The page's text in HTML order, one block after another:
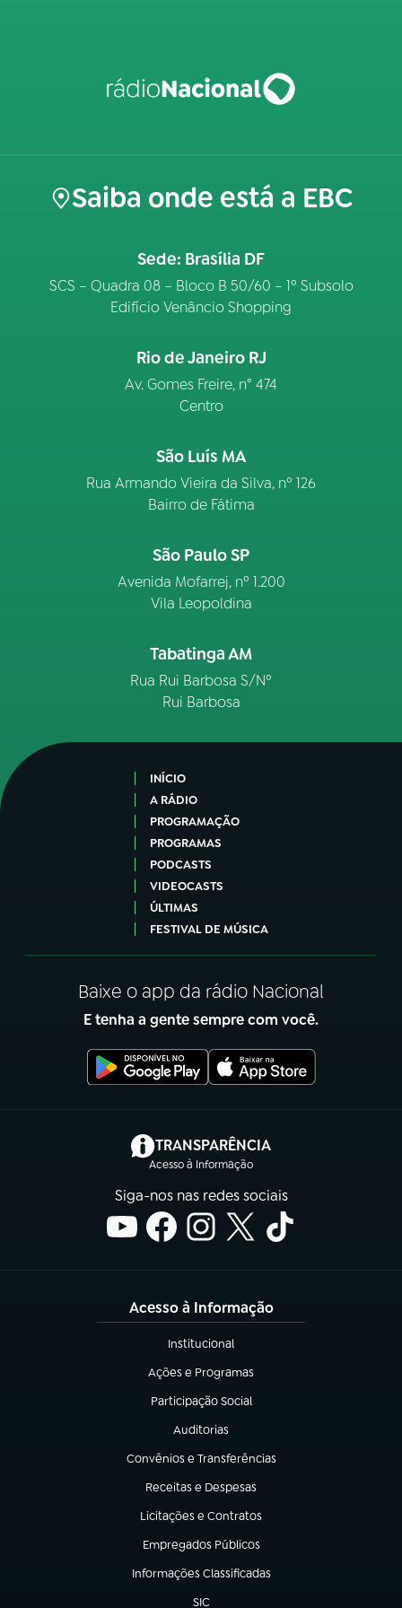
Saiba onde está a EBC
Sede: Brasília DF
SCS – Quadra 08 – Bloco B 50/60 – 1º Subsolo
Edifício Venâncio Shopping
Rio de Janeiro RJ
Av. Gomes Freire, n° 474
Centro
São Luís MA
Rua Armando Vieira da Silva, nº 126
Bairro de Fátima
São Paulo SP
Avenida Mofarrej, nº 1.200
Vila Leopoldina
Tabatinga AM
Rua Rui Barbosa S/Nº
Rui Barbosa
INÍCIO
A RÁDIO
PROGRAMAÇÃO
PROGRAMAS
PODCASTS
VIDEOCASTS
ÚLTIMAS
FESTIVAL DE MÚSICA
Baixe o app da rádio Nacional
E tenha a gente sempre com você.
TRANSPARÊNCIA
Acesso à Informação
(abre em nova aba)
Siga-nos nas redes sociais
Acesso à Informação
Institucional
(abre em nova aba)
Ações e Programas
(abre em nova aba)
Participação Social
(abre em nova aba)
Auditorias
(abre em nova aba)
Convênios e Transferências
(abre em nova aba)
Receitas e Despesas
(abre em nova aba)
Licitações e Contratos
(abre em nova aba)
Empregados Públicos
(abre em nova aba)
Informações Classificadas
(abre em nova aba)
SIC